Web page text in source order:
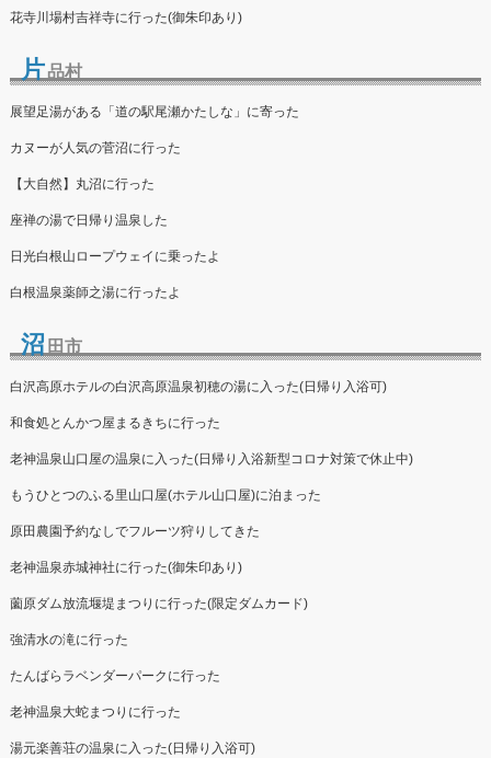
花寺川場村吉祥寺に行った(御朱印あり)
片品村
展望足湯がある「道の駅尾瀬かたしな」に寄った
カヌーが人気の菅沼に行った
【大自然】丸沼に行った
座禅の湯で日帰り温泉した
日光白根山ロープウェイに乗ったよ
白根温泉薬師之湯に行ったよ
沼 田市
白沢高原ホテルの白沢高原温泉初穂の湯に入った(日帰り入浴可)
和食処とんかつ屋まるきちに行った
老神温泉山口屋の温泉に入った(日帰り入浴新型コロナ対策で休止中)
もうひとつのふる里山口屋(ホテル山口屋)に泊まった
原田農園予約なしでフルーツ狩りしてきた
老神温泉赤城神社に行った(御朱印あり)
薗原ダム放流堰堤まつりに行った(限定ダムカード)
強清水の滝に行った
たんばらラベンダーパークに行った
老神温泉大蛇まつりに行った
湯元楽善荘の温泉に入った(日帰り入浴可)